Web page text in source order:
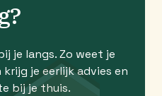
je langs. Zo weet je
je eerlijk advies en
bij je thuis.